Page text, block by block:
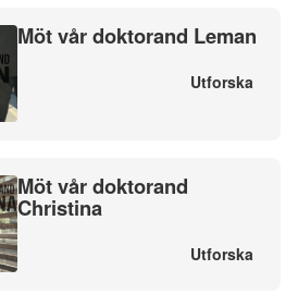
Möt vår doktorand Leman
Utforska
Möt vår doktorand
Christina
Utforska